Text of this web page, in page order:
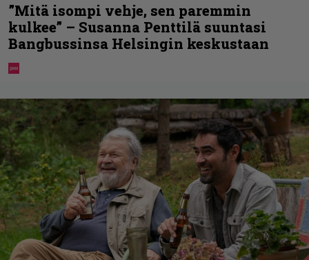
”Mitä isompi vehje, sen paremmin
kulkee” – Susanna Penttilä suuntasi
Bangbussinsa Helsingin keskustaan